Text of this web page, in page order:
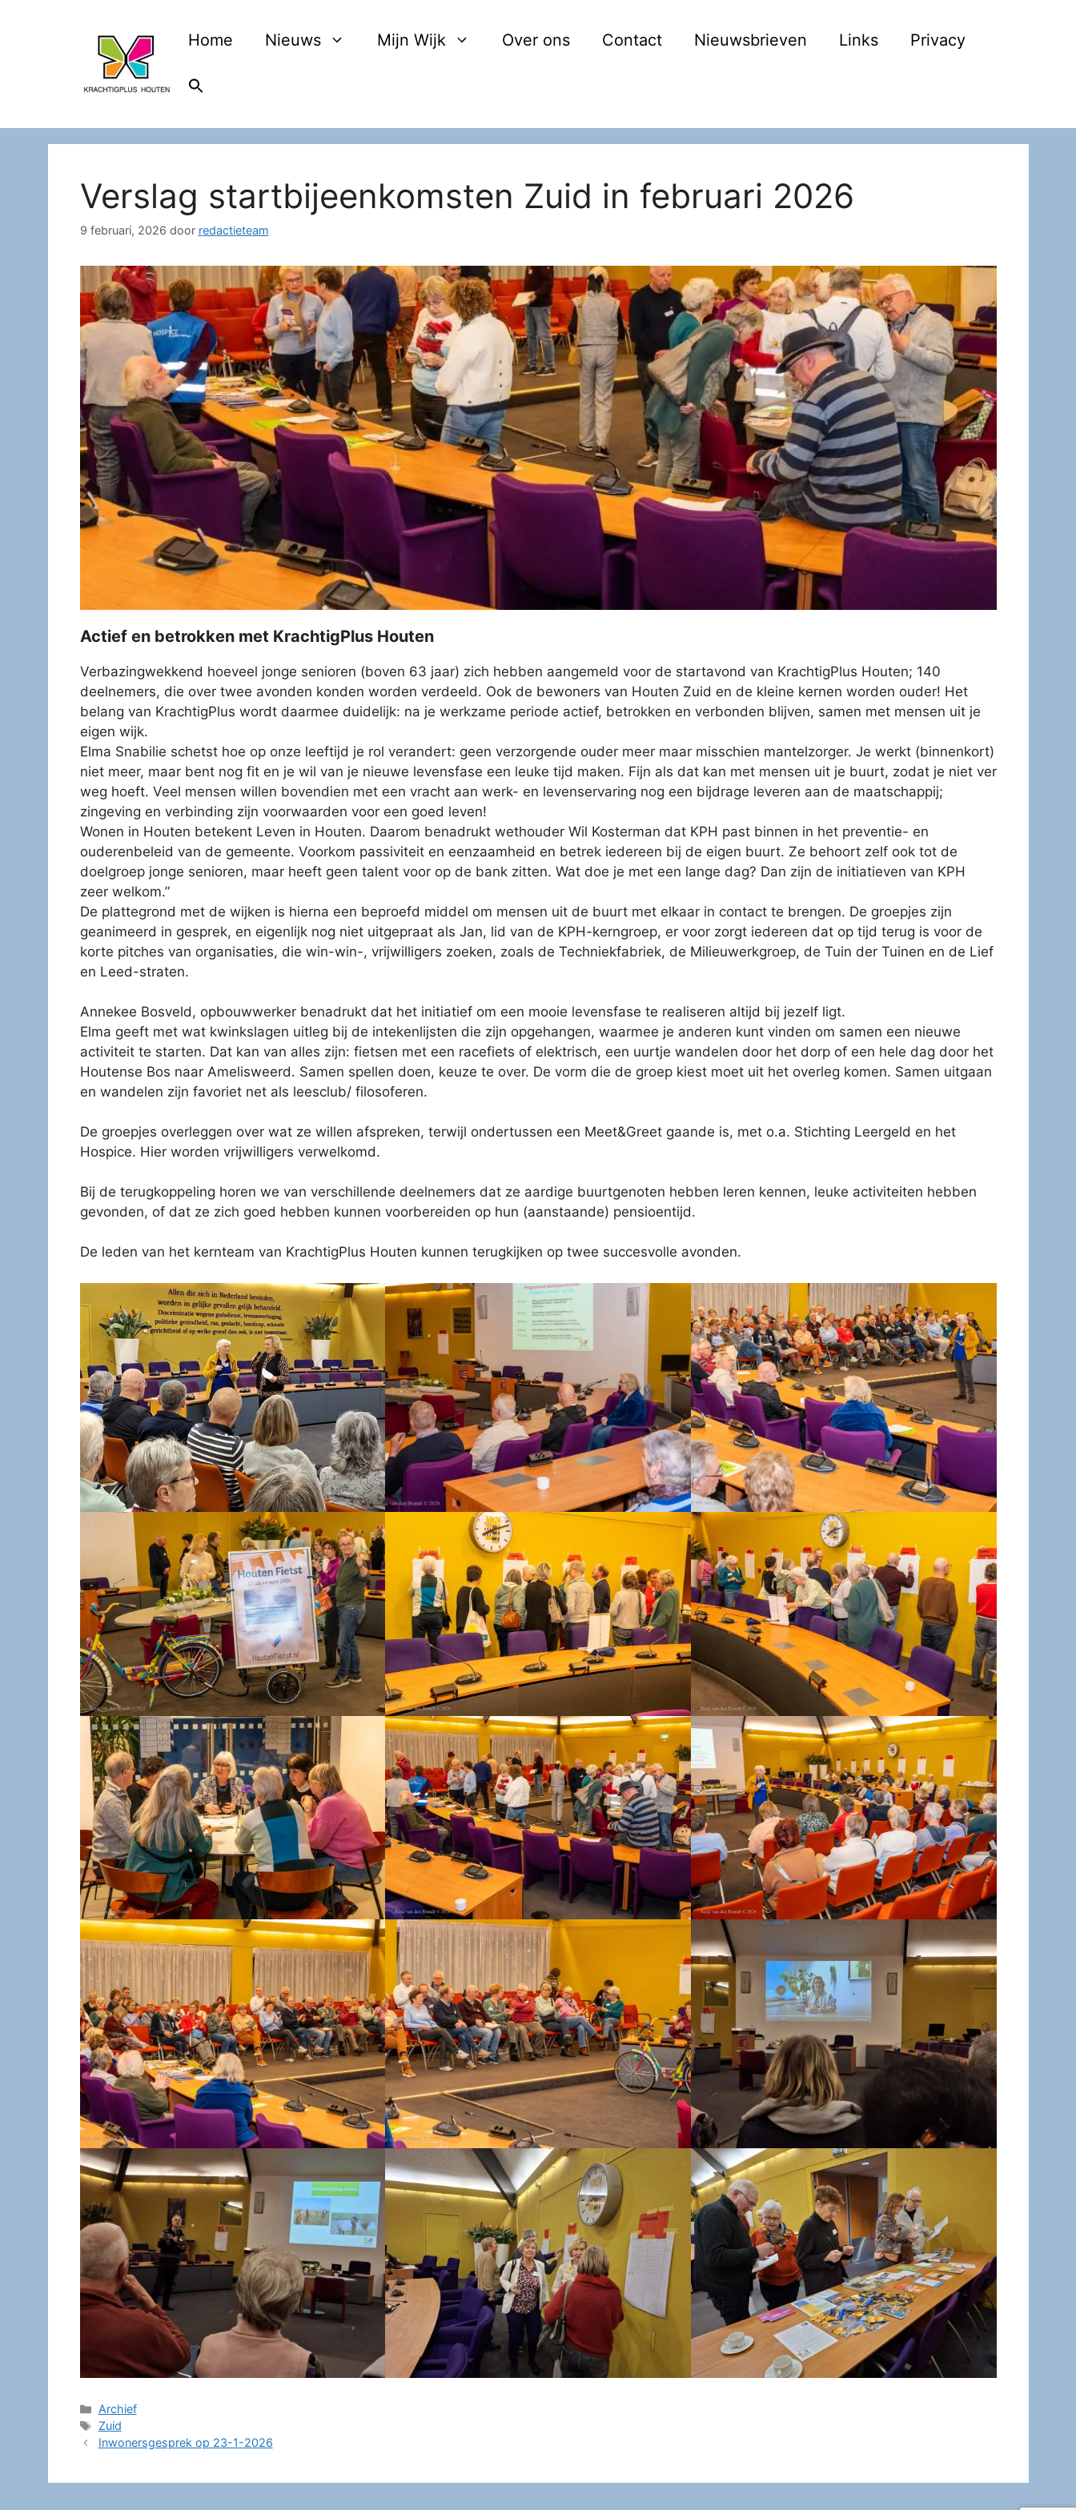
Home Nieuws Mijn Wijk Over ons Contact Nieuwsbrieven Links Privacy
Verslag startbijeenkomsten Zuid in februari 2026
9 februari, 2026 door redactieteam
Actief en betrokken met KrachtigPlus Houten
Verbazingwekkend hoeveel jonge senioren (boven 63 jaar) zich hebben aangemeld voor de startavond van KrachtigPlus Houten; 140
deelnemers, die over twee avonden konden worden verdeeld. Ook de bewoners van Houten Zuid en de kleine kernen worden ouder! Het
belang van KrachtigPlus wordt daarmee duidelijk: na je werkzame periode actief, betrokken en verbonden blijven, samen met mensen uit je
eigen wijk.
Elma Snabilie schetst hoe op onze leeftijd je rol verandert: geen verzorgende ouder meer maar misschien mantelzorger. Je werkt (binnenkort)
niet meer, maar bent nog fit en je wil van je nieuwe levensfase een leuke tijd maken. Fijn als dat kan met mensen uit je buurt, zodat je niet ver
weg hoeft. Veel mensen willen bovendien met een vracht aan werk- en levenservaring nog een bijdrage leveren aan de maatschappij;
zingeving en verbinding zijn voorwaarden voor een goed leven!
Wonen in Houten betekent Leven in Houten. Daarom benadrukt wethouder Wil Kosterman dat KPH past binnen in het preventie- en
ouderenbeleid van de gemeente. Voorkom passiviteit en eenzaamheid en betrek iedereen bij de eigen buurt. Ze behoort zelf ook tot de
doelgroep jonge senioren, maar heeft geen talent voor op de bank zitten. Wat doe je met een lange dag? Dan zijn de initiatieven van KPH
zeer welkom.”
De plattegrond met de wijken is hierna een beproefd middel om mensen uit de buurt met elkaar in contact te brengen. De groepjes zijn
geanimeerd in gesprek, en eigenlijk nog niet uitgepraat als Jan, lid van de KPH-kerngroep, er voor zorgt iedereen dat op tijd terug is voor de
korte pitches van organisaties, die win-win-, vrijwilligers zoeken, zoals de Techniekfabriek, de Milieuwerkgroep, de Tuin der Tuinen en de Lief
en Leed-straten.
Annekee Bosveld, opbouwwerker benadrukt dat het initiatief om een mooie levensfase te realiseren altijd bij jezelf ligt.
Elma geeft met wat kwinkslagen uitleg bij de intekenlijsten die zijn opgehangen, waarmee je anderen kunt vinden om samen een nieuwe
activiteit te starten. Dat kan van alles zijn: fietsen met een racefiets of elektrisch, een uurtje wandelen door het dorp of een hele dag door het
Houtense Bos naar Amelisweerd. Samen spellen doen, keuze te over. De vorm die de groep kiest moet uit het overleg komen. Samen uitgaan
en wandelen zijn favoriet net als leesclub/ filosoferen.
De groepjes overleggen over wat ze willen afspreken, terwijl ondertussen een Meet&Greet gaande is, met o.a. Stichting Leergeld en het
Hospice. Hier worden vrijwilligers verwelkomd.
Bij de terugkoppeling horen we van verschillende deelnemers dat ze aardige buurtgenoten hebben leren kennen, leuke activiteiten hebben
gevonden, of dat ze zich goed hebben kunnen voorbereiden op hun (aanstaande) pensioentijd.
De leden van het kernteam van KrachtigPlus Houten kunnen terugkijken op twee succesvolle avonden.
Categorieën
Archief
Tags
Zuid
Inwonersgesprek op 23-1-2026